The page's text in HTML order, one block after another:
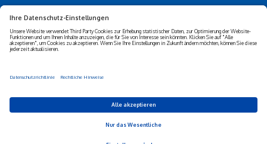
Barrierefreiheits-erklärung